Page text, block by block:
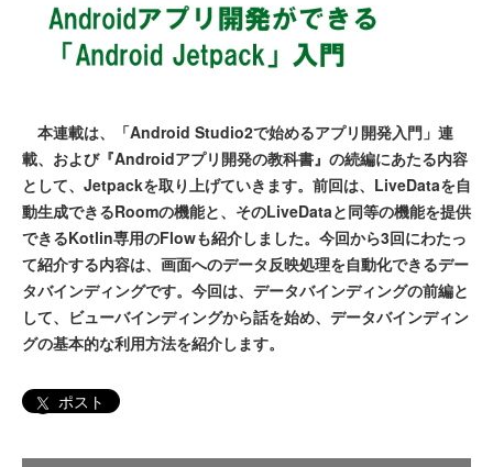
本連載は、「Android Studio2で始めるアプリ開発入門」連
載、および『Androidアプリ開発の教科書』の続編にあたる内容
として、Jetpackを取り上げていきます。前回は、LiveDataを自
動生成できるRoomの機能と、そのLiveDataと同等の機能を提供
できるKotlin専用のFlowも紹介しました。今回から3回にわたっ
て紹介する内容は、画面へのデータ反映処理を自動化できるデー
タバインディングです。今回は、データバインディングの前編と
して、ビューバインディングから話を始め、データバインディン
グの基本的な利用方法を紹介します。
ポスト